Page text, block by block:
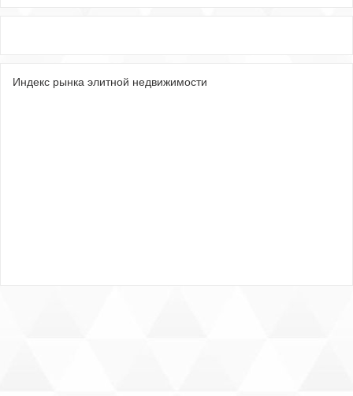
Индекс рынка элитной недвижимости